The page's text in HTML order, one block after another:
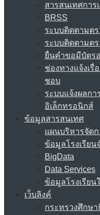
สารสนเทศการ
BRSS
ระบบติดตามตร
ระบบติดตามต
ยื่นคำขอมีบัตร
ช่องทางแจ้งเรื่
ชอบ
ระบบแจ้งผลกา
อิเล็กทรอนิกส์
ข้อมูลสารสนเทศ
แผนบริหารจัด
ข้อมูลโรงเรีย
BigData
Data Services
ข้อมูลโรงเรียน
เว็บลิงค์
กระทรวงศึกษา